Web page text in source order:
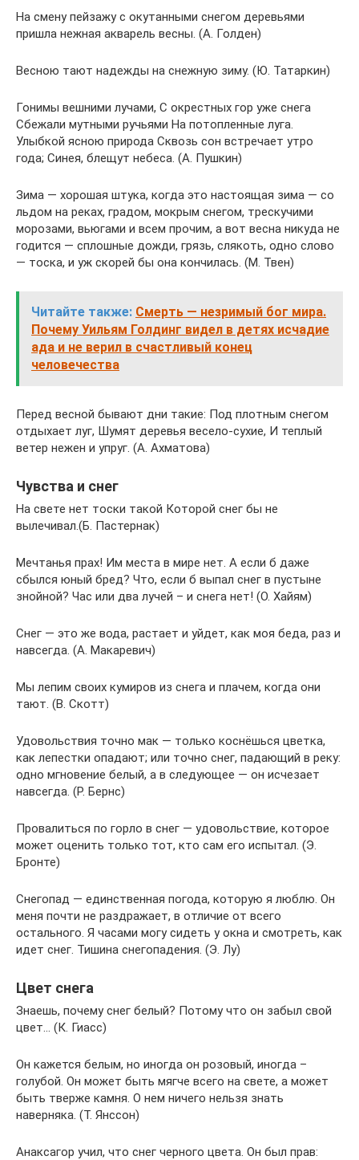
На смену пейзажу с окутанными снегом деревьями
пришла нежная акварель весны. (А. Голден)
Весною тают надежды на снежную зиму. (Ю. Татаркин)
Гонимы вешними лучами, С окрестных гор уже снега
Сбежали мутными ручьями На потопленные луга.
Улыбкой ясною природа Сквозь сон встречает утро
года; Синея, блещут небеса. (А. Пушкин)
Зима — хорошая штука, когда это настоящая зима — со
льдом на реках, градом, мокрым снегом, трескучими
морозами, вьюгами и всем прочим, а вот весна никуда не
годится — сплошные дожди, грязь, слякоть, одно слово
— тоска, и уж скорей бы она кончилась. (М. Твен)
Читайте также: Смерть — незримый бог мира.
Почему Уильям Голдинг видел в детях исчадие
ада и не верил в счастливый конец
человечества
Перед весной бывают дни такие: Под плотным снегом
отдыхает луг, Шумят деревья весело-сухие, И теплый
ветер нежен и упруг. (А. Ахматова)
Чувства и снег
На свете нет тоски такой Которой снег бы не
вылечивал.(Б. Пастернак)
Мечтанья прах! Им места в мире нет. А если б даже
сбылся юный бред? Что, если б выпал снег в пустыне
знойной? Час или два лучей – и снега нет! (О. Хайям)
Снег — это же вода, растает и уйдет, как моя беда, раз и
навсегда. (А. Макаревич)
Мы лепим своих кумиров из снега и плачем, когда они
тают. (В. Скотт)
Удовольствия точно мак — только коснёшься цветка,
как лепестки опадают; или точно снег, падающий в реку:
одно мгновение белый, а в следующее — он исчезает
навсегда. (Р. Бернс)
Провалиться по горло в снег — удовольствие, которое
может оценить только тот, кто сам его испытал. (Э.
Бронте)
Снегопад — единственная погода, которую я люблю. Он
меня почти не раздражает, в отличие от всего
остального. Я часами могу сидеть у окна и смотреть, как
идет снег. Тишина снегопадения. (Э. Лу)
Цвет снега
Знаешь, почему снег белый? Потому что он забыл свой
цвет… (К. Гиасс)
Он кажется белым, но иногда он розовый, иногда –
голубой. Он может быть мягче всего на свете, а может
быть тверже камня. О нем ничего нельзя знать
наверняка. (Т. Янссон)
Анаксагор учил, что снег черного цвета. Он был прав: